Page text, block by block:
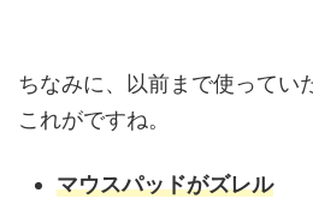
ちなみに、以前まで使ってい
これがですね。
マウスパッドがズレル